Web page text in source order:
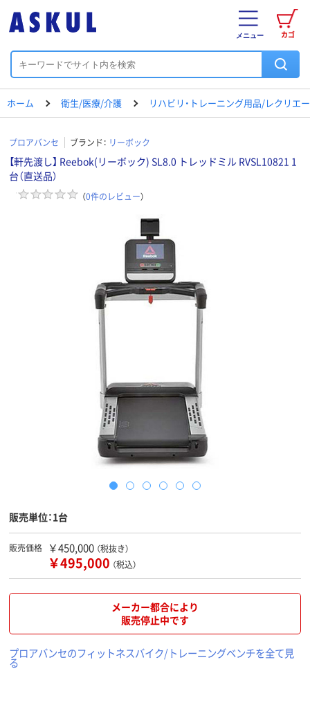
カゴ
メニュー
ホーム 衛生/医療/介護 リハビリ・トレーニング用品/レクリエ
プロアバンセ ブランド： リーボック
【軒先渡し】 Reebok(リーボック) SL8.0 トレッドミル RVSL10821 1
台（直送品）
（0件のレビュー）
販売単位：1台
販売価格 ￥450,000 （税抜き）
￥495,000 （税込）
メーカー都合により
販売停止中です
プロアバンセのフィットネスバイク/トレーニングベンチを全て見
る